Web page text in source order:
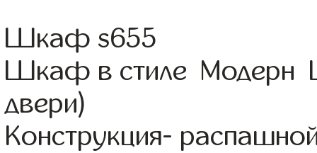
Шкаф s655
Шкаф в стиле Модерн
двери)
Конструкция-